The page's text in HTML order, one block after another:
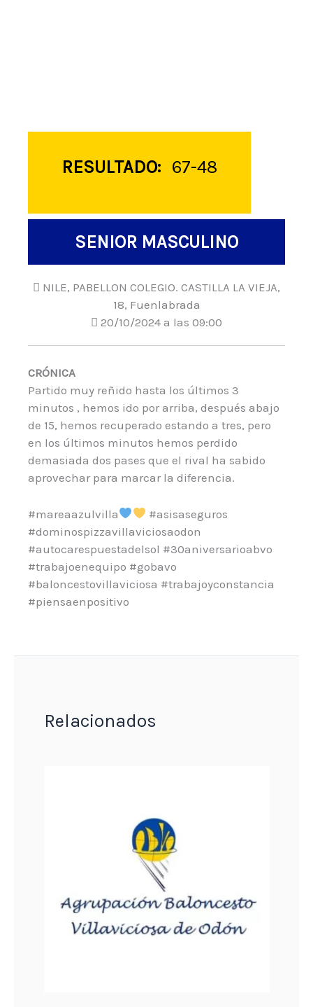
RESULTADO: 67-48
SENIOR MASCULINO
NILE, PABELLON COLEGIO. CASTILLA LA VIEJA,
18, Fuenlabrada
20/10/2024 a las 09:00
CRÓNICA
Partido muy reñido hasta los últimos 3
minutos , hemos ido por arriba, después abajo
de 15, hemos recuperado estando a tres, pero
en los últimos minutos hemos perdido
demasiada dos pases que el rival ha sabido
aprovechar para marcar la diferencia.
#mareaazulvilla
#asisaseguros
#dominospizzavillaviciosaodon
#autocarespuestadelsol #30aniversarioabvo
#trabajoenequipo #gobavo
#baloncestovillaviciosa #trabajoyconstancia
#piensaenpositivo
Relacionados